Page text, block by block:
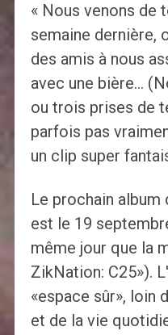
« Nous venons de
semaine dernière,
des amis à nous
avec une bière…
ou trois prises de
parfois pas
un clip super
Le prochain album
est le 19
même jour que la
ZikNation: C25»).
«espace sûr», loin
et de la vie